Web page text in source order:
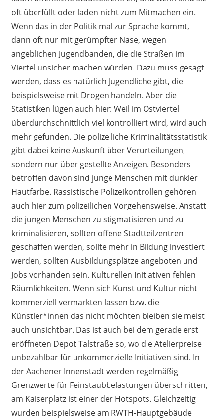
oft überfüllt oder laden nicht zum Mitmachen ein.
Wenn das in der Politik mal zur Sprache kommt,
dann oft nur mit gerümpfter Nase, wegen
angeblichen Jugendbanden, die die Straßen im
Viertel unsicher machen würden. Dazu muss gesagt
werden, dass es natürlich Jugendliche gibt, die
beispielsweise mit Drogen handeln. Aber die
Statistiken lügen auch hier: Weil im Ostviertel
überdurchschnittlich viel kontrolliert wird, wird auch
mehr gefunden. Die polizeiliche Kriminalitätsstatistik
gibt dabei keine Auskunft über Verurteilungen,
sondern nur über gestellte Anzeigen. Besonders
betroffen davon sind junge Menschen mit dunkler
Hautfarbe. Rassistische Polizeikontrollen gehören
auch hier zum polizeilichen Vorgehensweise. Anstatt
die jungen Menschen zu stigmatisieren und zu
kriminalisieren, sollten offene Stadtteilzentren
geschaffen werden, sollte mehr in Bildung investiert
werden, sollten Ausbildungsplätze angeboten und
Jobs vorhanden sein. Kulturellen Initiativen fehlen
Räumlichkeiten. Wenn sich Kunst und Kultur nicht
kommerziell vermarkten lassen bzw. die
Künstler*innen das nicht möchten bleiben sie meist
auch unsichtbar. Das ist auch bei dem gerade erst
eröffneten Depot Talstraße so, wo die Atelierpreise
unbezahlbar für unkommerzielle Initiativen sind. In
der Aachener Innenstadt werden regelmäßig
Grenzwerte für Feinstaubbelastungen überschritten,
am Kaiserplatz ist einer der Hotspots. Gleichzeitig
wurden beispielsweise am RWTH-Hauptgebäude